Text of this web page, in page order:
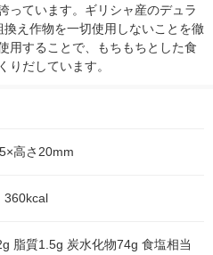
っています。ギリシャ産のデュラ
え作物を一切使用しないことを徹
用することで、もちもちとした食
りだしています。
高さ20mm
脂質1.5g 炭水化物74g 食塩相当